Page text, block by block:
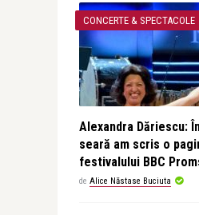
CONCERTE & SPECTACOLE
Alexandra Dăriescu:
seară am scris o
festivalului BBC
de Alice Năstase Buciuta